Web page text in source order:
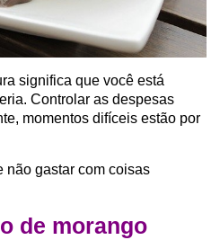
significa que você está
Controlar as despesas
momentos difíceis estão por
não gastar com coisas
de morango